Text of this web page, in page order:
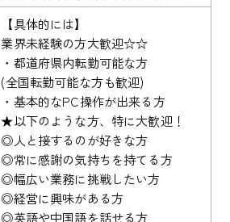
【具体的には】
業界未経験の方大歓迎☆☆
・都道府県内転勤可能な方
(全国転勤可能な方も歓迎)
・基本的なPC操作が出来る方
★以下のような方、特に大歓迎！
◎人と接するのが好きな方
◎常に感謝の気持ちを持てる方
◎幅広い業務に挑戦したい方
◎経営に興味がある方
◎英語や中国語を話せる方